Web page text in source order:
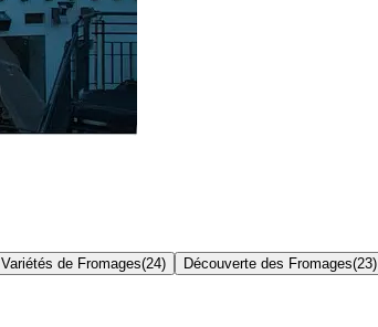
Variétés de Fromages(24) Découverte des Fromages(23)